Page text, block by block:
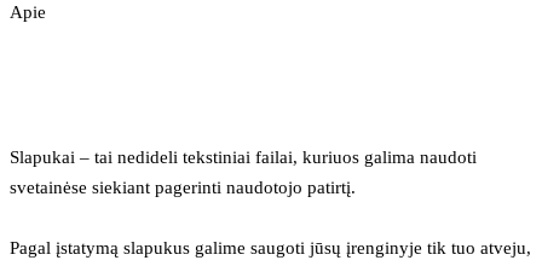
Apie
Slapukai – tai nedideli tekstiniai failai, kuriuos galima naudoti
svetainėse siekiant pagerinti naudotojo patirtį.
Pagal įstatymą slapukus galime saugoti jūsų įrenginyje tik tuo atveju,